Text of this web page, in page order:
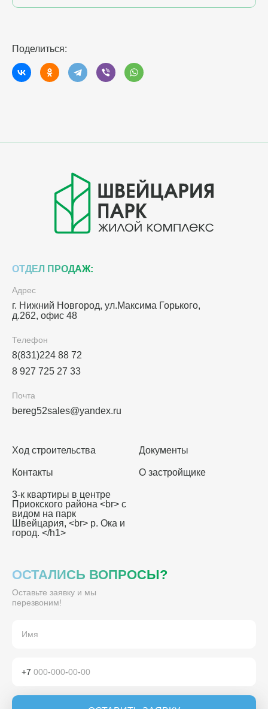
Поделиться:
ОТДЕЛ ПРОДАЖ:
Адрес
г. Нижний Новгород, ул.Максима Горького,
д.262, офис 48
Телефон
8(831)224 88 72
8 927 725 27 33
Почта
bereg52sales@yandex.ru
Ход строительства Документы
Контакты О застройщике
3-к квартиры в центре
Приокского района <br> с
видом на парк
Швейцария, <br> р. Ока и
город. </h1>
ОСТАЛИСЬ ВОПРОСЫ?
Оставьте заявку и мы
перезвоним!
+7 000-000-00-00